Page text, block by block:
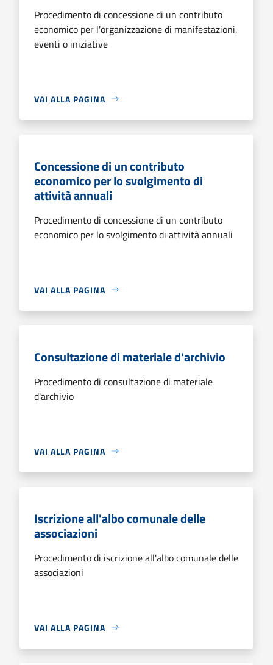
Procedimento di concessione di un contributo
economico per l'organizzazione di manifestazioni,
eventi o iniziative
VAI ALLA PAGINA
Concessione di un contributo
economico per lo svolgimento di
attività annuali
Procedimento di concessione di un contributo
economico per lo svolgimento di attività annuali
VAI ALLA PAGINA
Consultazione di materiale d'archivio
Procedimento di consultazione di materiale
d'archivio
VAI ALLA PAGINA
Iscrizione all'albo comunale delle
associazioni
Procedimento di iscrizione all'albo comunale delle
associazioni
VAI ALLA PAGINA